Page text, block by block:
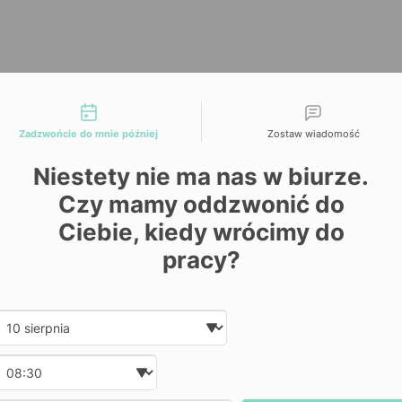
kontaktu
Zadzwońcie do mnie później Zostaw wiadomość
Niestety nie ma nas w biurze.
Czy mamy oddzwonić do
Ciebie, kiedy wrócimy do
pracy?
Date and time slection for